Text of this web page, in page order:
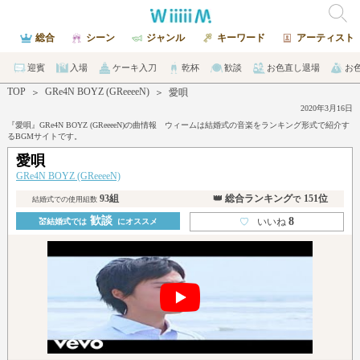
総合 シーン ジャンル キーワード アーティスト
迎賓 入場 ケーキ入刀 乾杯 歓談 お色直し退場 お
TOP ＞ GRe4N BOYZ (GReeeeN) ＞ 愛唄
2020年3月16日
『愛唄』GRe4N BOYZ (GReeeeN)の曲情報 ウィームは結婚式の音楽をランキング形式で紹介す
るBGMサイトです。
愛唄
GRe4N BOYZ (GReeeeN)
結婚式での使用組数93組 👑 総合ランキングで 151位
💒結婚式では歓談 にオススメ ♡ いいね8